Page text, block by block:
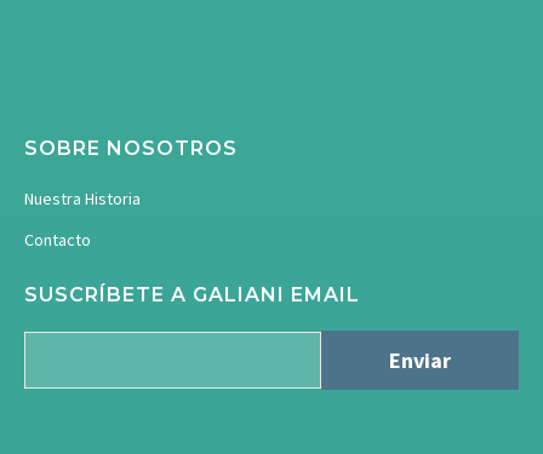
SOBRE NOSOTROS
Nuestra Historia
Contacto
SUSCRÍBETE A GALIANI EMAIL